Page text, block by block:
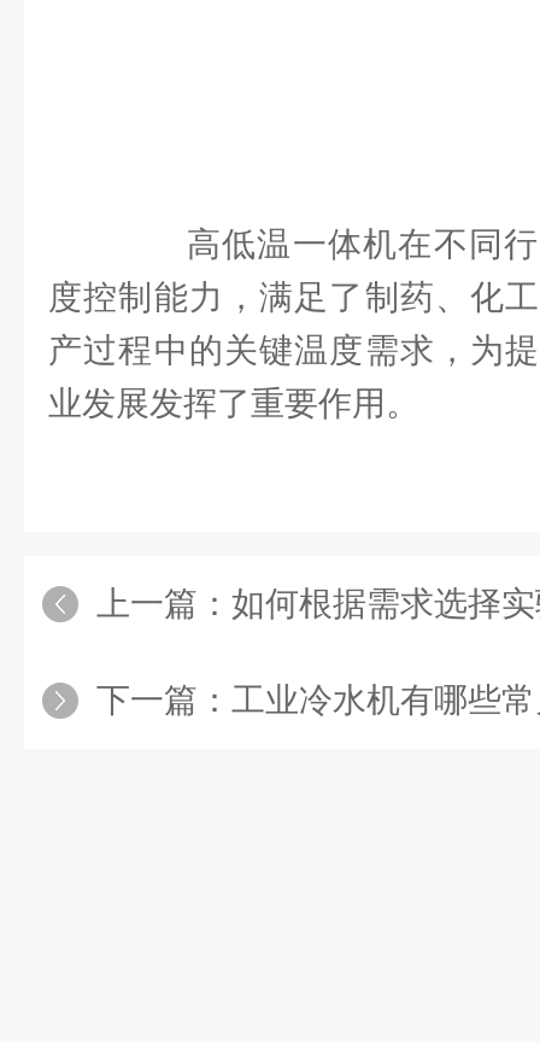
高低温一体机在不同行
度控制能力，满足了制药、化
产过程中的关键温度需求，为
业发展发挥了重要作用。
上一篇： 如何根据需求选择
下一篇： 工业冷水机有哪些